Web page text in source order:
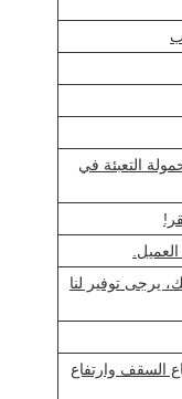
التعبئة في
يرجى توفير لنا
السقف وارتفاع